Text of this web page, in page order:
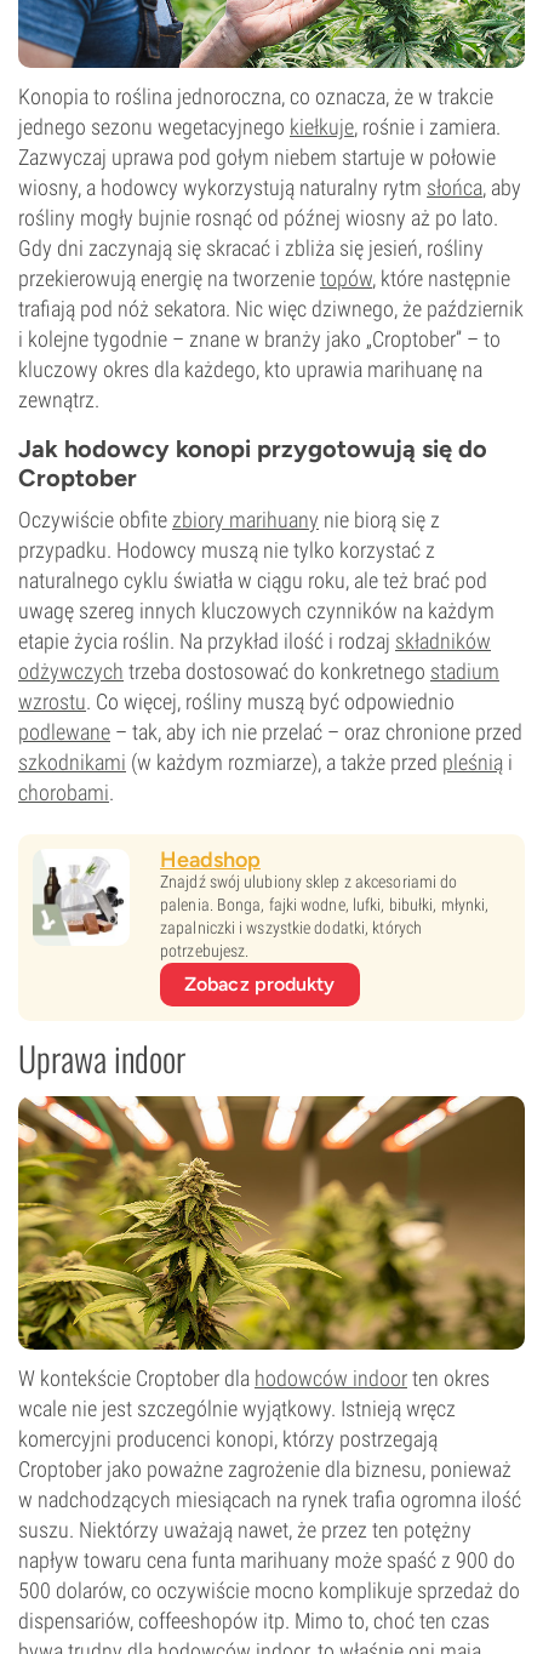
Konopia to roślina jednoroczna, co oznacza, że w trakcie
jednego sezonu wegetacyjnego kiełkuje, rośnie i zamiera.
Zazwyczaj uprawa pod gołym niebem startuje w połowie
wiosny, a hodowcy wykorzystują naturalny rytm słońca, aby
rośliny mogły bujnie rosnąć od późnej wiosny aż po lato.
Gdy dni zaczynają się skracać i zbliża się jesień, rośliny
przekierowują energię na tworzenietopów, które następnie
trafiają pod nóż sekatora. Nic więc dziwnego, że październik
i kolejne tygodnie – znane w branży jako „Croptober” – to
kluczowy okres dla każdego, kto uprawia marihuanę na
zewnątrz.
Jak hodowcy konopi przygotowują się do
Croptober
Oczywiście obfite zbiory marihuany nie biorą się z
przypadku. Hodowcy muszą nie tylko korzystać z
naturalnego cyklu światła w ciągu roku, ale też brać pod
uwagę szereg innych kluczowych czynników na każdym
etapie życia roślin. Na przykład ilość i rodzaj składników
odżywczych trzeba dostosować do konkretnego stadium
wzrostu. Co więcej, rośliny muszą być odpowiednio
podlewane – tak, aby ich nie przelać – oraz chronione przed
szkodnikami (w każdym rozmiarze), a także przed pleśnią i
chorobami.
Headshop
Znajdź swój ulubiony sklep z akcesoriami do
palenia. Bonga, fajki wodne, lufki, bibułki, młynki,
zapalniczki i wszystkie dodatki, których
potrzebujesz.
Zobacz produkty
Uprawa indoor
W kontekście Croptober dla hodowców indoorten okres
wcale nie jest szczególnie wyjątkowy. Istnieją wręcz
komercyjni producenci konopi, którzy postrzegają
Croptober jako poważne zagrożenie dla biznesu, ponieważ
w nadchodzących miesiącach na rynek trafia ogromna ilość
suszu. Niektórzy uważają nawet, że przez ten potężny
napływ towaru cena funta marihuany może spaść z 900 do
500 dolarów, co oczywiście mocno komplikuje sprzedaż do
dispensariów, coffeeshopów itp. Mimo to, choć ten czas